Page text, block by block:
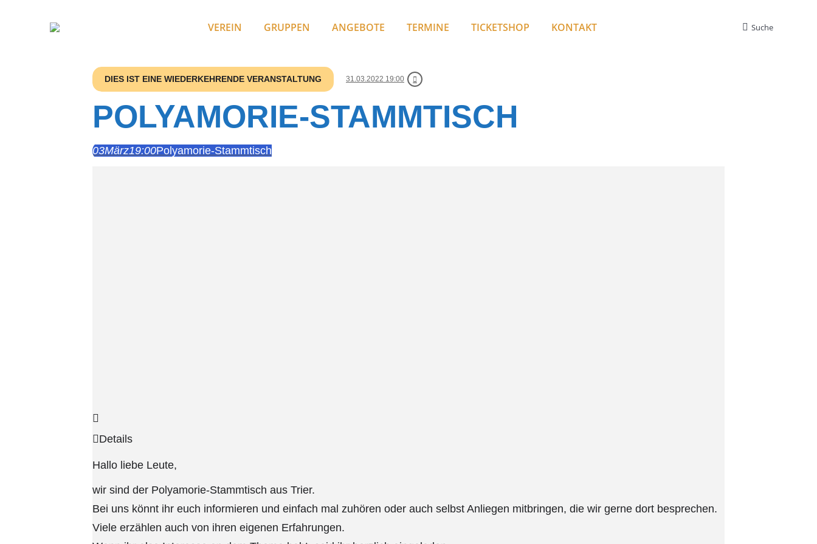
VEREIN GRUPPEN ANGEBOTE TERMINE TICKETSHOP KONTAKT Search:
Suche
DIES IST EINE WIEDERKEHRENDE VERANSTALTUNG 31.03.2022 19:00
POLYAMORIE-STAMMTISCH
03März19:00Polyamorie-Stammtisch
Details
Hallo liebe Leute,
wir sind der Polyamorie-Stammtisch aus Trier.
Bei uns könnt ihr euch informieren und einfach mal zuhören oder auch selbst Anliegen mitbringen, die wir gerne dort besprechen.
Viele erzählen auch von ihren eigenen Erfahrungen.